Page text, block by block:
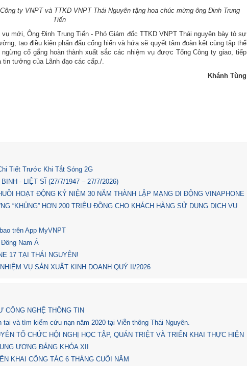
ty VNPT và TTKD VNPT Thái Nguyên tặng hoa chúc mừng ông Đinh Trung
Tiến
mới, Ông Đinh Trung Tiến - Phó Giám đốc TTKD VNPT Thái nguyên bày tỏ sự
tạo điều kiện phấn đấu cống hiến và hứa sẽ quyết tâm đoàn kết cùng tập thể
cố gắng hoàn thành xuất sắc các nhiệm vụ được Tổng Công ty giao, tiếp
tưởng của Lãnh đạo các cấp./.
Khánh Tùng
Tiết Trước Khi Tắt Sóng 2G
- LIỆT SĨ (27/7/1947 – 27/7/2026)
HOẠT ĐỘNG KỶ NIỆM 30 NĂM THÀNH LẬP MẠNG DI ĐỘNG VINAPHONE
“KHỦNG” HƠN 200 TRIỆU ĐỒNG CHO KHÁCH HÀNG SỬ DỤNG DỊCH VỤ
trên App MyVNPT
Nam Á
17 TẠI THÁI NGUYÊN!
VỤ SẢN XUẤT KINH DOANH QUÝ II/2026
CÔNG NGHỆ THÔNG TIN
tai và tìm kiếm cứu nạn năm 2020 tại Viễn thông Thái Nguyên.
TỔ CHỨC HỘI NGHỊ HỌC TẬP, QUÁN TRIỆT VÀ TRIỂN KHAI THỰC HIỆN
ƯƠNG ĐẢNG KHÓA XII
KHAI CÔNG TÁC 6 THÁNG CUỐI NĂM